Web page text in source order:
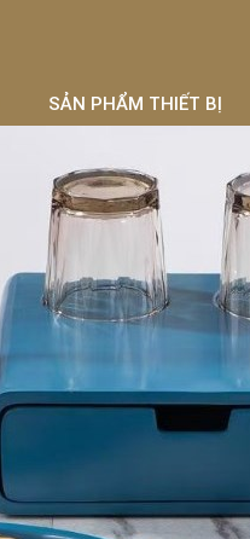
SẢN PHẨM THIẾT BỊ